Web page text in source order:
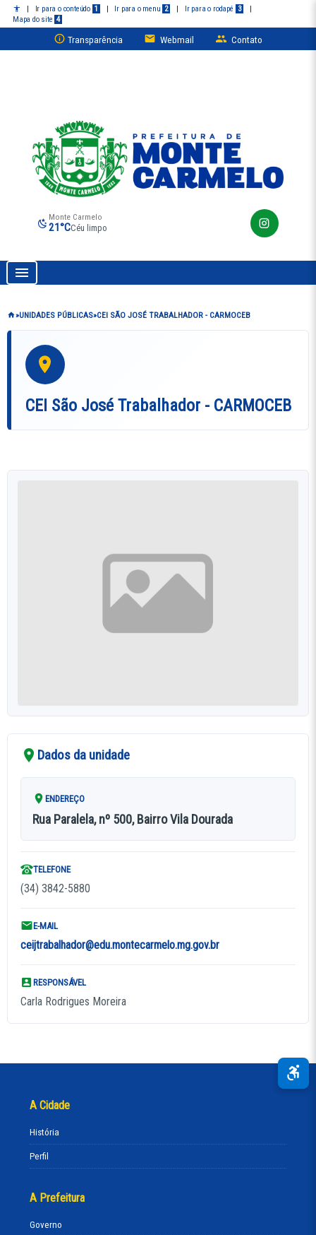
| Ir para o conteúdo 1 | Ir para o menu 2 | Ir para o rodapé 3
|
Mapa do site 4
Transparência Webmail Contato
Monte Carmelo
21°CCéu limpo
UNIDADES PÚBLICAS CEI SÃO JOSÉ TRABALHADOR - CARMOCEB
CEI São José Trabalhador - CARMOCEB
Dados da unidade
ENDEREÇO
Rua Paralela, nº 500, Bairro Vila Dourada
TELEFONE
(34) 3842-5880
E-MAIL
ceijtrabalhador@edu.montecarmelo.mg.gov.br
RESPONSÁVEL
Carla Rodrigues Moreira
A Cidade
História
Perfil
A Prefeitura
Governo